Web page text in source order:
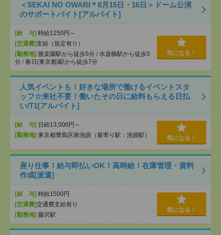
＜SEKAI NO OWARI＊8月15日・16日＞ドーム公演
のサポートバイト[アルバイト]
[給 与] 時給1250円～
[交通費]支給（規定有り）
[勤務地] 後楽園駅から徒歩5分 / 水道橋駅から徒歩5
分 / 春日(東京都)駅から徒歩7分
気になる！
人気イベントも！好きな場所で働けるイベントスタ
ッフ☆来社不要！働いたその日に給料もらえる日払
い/T1[アルバイト]
[給 与] 日給13,000円～
[勤務地] 東京都豊島区南池袋（最寄り駅：池袋駅） 気になる！
座り仕事！給与即払いOK！高時給！在庫管理・資料
作成[派遣]
[給 与] 時給1500円
[交通費]交通費支給有り
[勤務地] 藤沢駅
気になる！